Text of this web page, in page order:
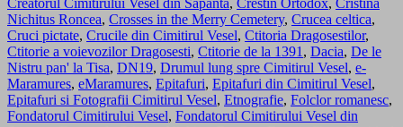
Nichitus Roncea, Crosses in the Merry Cemetery, Crucea celtica,
Cruci pictate, Crucile din Cimitirul Vesel, Ctitoria Dragosestilor,
Ctitorie a voievozilor Dragosesti, Ctitorie de la 1391 , Dacia, De le
Nistru pan' la Tisa, DN19, Drumul lung spre Cimitirul Vesel, e-
Maramures, eMaramures, Epitafuri, Epitafuri din Cimitirul Vesel,
Epitafuri si Fotografii Cimitirul Vesel, Etnografie, Folclor romanesc,
Fondatorul Cimitirului Vesel, Fondatorul Cimitirului Vesel din